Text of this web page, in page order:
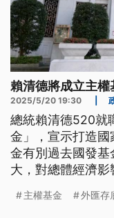
賴清德將成立主
2025/5/20 19:30
總統賴清德520就
金」，宣示打造
金有別過去國發
大，對總體經濟影
續討論。央行曾
主權基金 外匯存